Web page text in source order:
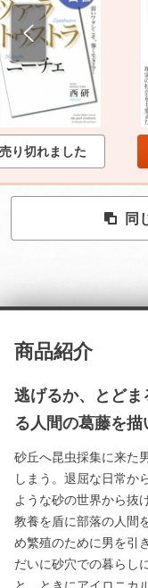
売り切れました
同
商品紹介
逃げるか、とど
る人間の葛藤を
砂丘へ昆虫採集に来た
しまう。退屈な日常か
ような砂の世界から抜
教養を盾に部落の人間
め繁殖のために男を引
だいに砂穴での暮らし
と、ときにアイロニカ